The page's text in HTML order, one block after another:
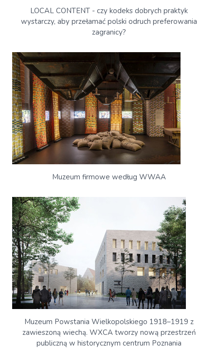
LOCAL CONTENT - czy kodeks dobrych praktyk
wystarczy, aby przełamać polski odruch preferowania
zagranicy?
Muzeum firmowe według WWAA
Muzeum Powstania Wielkopolskiego 1918–1919 z
zawieszoną wiechą. WXCA tworzy nową przestrzeń
publiczną w historycznym centrum Poznania